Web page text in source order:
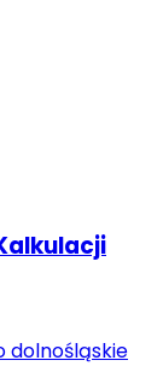
dolnośląskie